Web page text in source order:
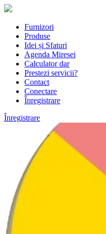
Furnizori
Produse
Idei și Sfaturi
Agenda Miresei
Calculator dar
Prestezi servicii?
Contact
Conectare
Înregistrare
Înregistrare